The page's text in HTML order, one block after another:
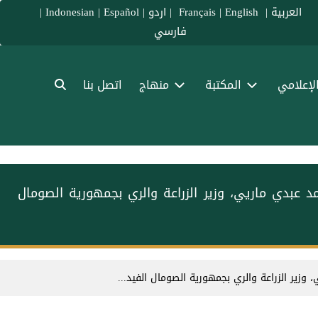
العربية |
Français
| English
| اردو |
Indonesian | Español
|
فارسي
المكتبة منهاج اتصل بنا
فضيلة الشيخ د.⁧‫محمد العيسى‬⁩ ⁦‬⁩، معالي الأستاذ محمد عبدي ماريي، وزير الزراعة والري بجمهورية الصومال